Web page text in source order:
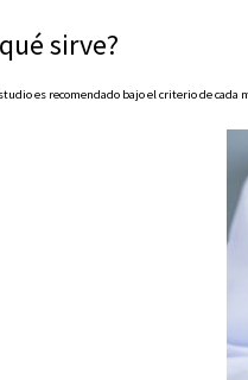
sirve?
es recomendado bajo el criterio de